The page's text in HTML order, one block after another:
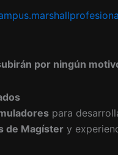
por ningún
para
de Magíster y